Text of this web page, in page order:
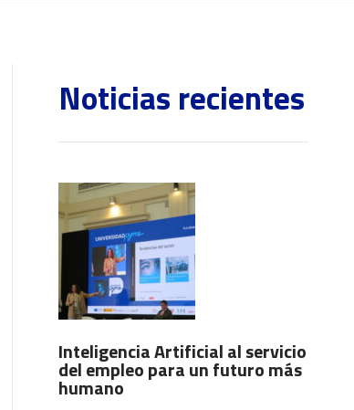
Noticias recientes
Inteligencia Artificial al servicio
del empleo para un futuro más
humano